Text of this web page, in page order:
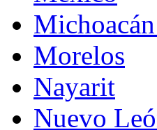
Morelos
Nayarit
Nuevo